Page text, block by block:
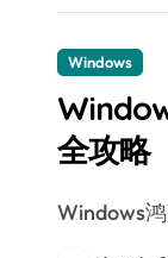
Windows
全攻略
Windows